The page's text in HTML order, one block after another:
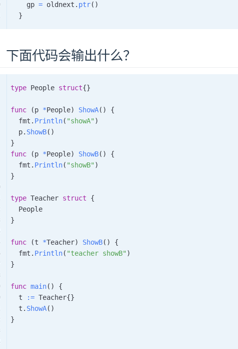
		gp
= oldnext . ptr( )
}
下面代码会输出什么？
type People struct{}
func (p *People) ShowA( )
{
	fmt
. Println( "showA" )
	p
. ShowB( )
}
func
(p *People) ShowB( )
{
	fmt
. Println( "showB" )
}
type Teacher struct
{
}
func (t *Teacher) ShowB( )
{
	fmt
. Println( "teacher showB" )
}
func main( )
{
	t
:= Teacher{}
	t
. ShowA( )
}